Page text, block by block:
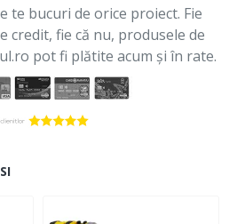
te bucuri de orice proiect. Fie
credit, fie că nu, produsele de
pot fi plătite acum și în rate.